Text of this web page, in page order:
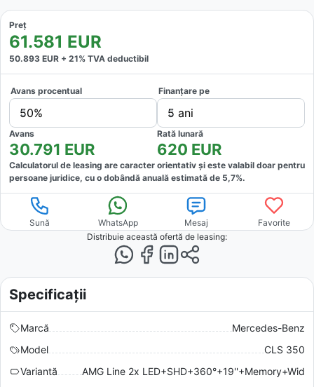
Preț
61.581 EUR
50.893 EUR + 21% TVA deductibil
Avans procentual
50%
Finanțare pe
5 ani
Avans
30.791 EUR
Rată lunară
620 EUR
Calculatorul de leasing are caracter orientativ și este valabil doar pentru
persoane juridice, cu o dobândă anuală estimată de 5,7%.
Sună WhatsApp Mesaj
Favorite
Distribuie această ofertă de leasing:
Specificații
Marcă
Mercedes-Benz
Model
CLS 350
Variantă
AMG Line 2x LED+SHD+360°+19''+Memory+Wid